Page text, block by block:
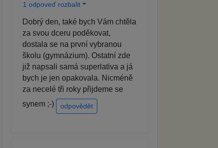
1 odpoveď rozbalit
Dobrý den, také bych Vám chtěla
za svou dceru poděkovat,
dostala se na první vybranou
školu (gymnázium). Ostatní zde
již napsali samá superlativa a já
bych je jen opakovala. Nicméně
za necelé tři roky přijdeme se
synem ;-)
odpovědět